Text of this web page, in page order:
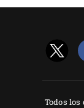
Todos